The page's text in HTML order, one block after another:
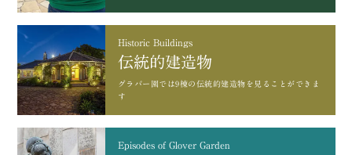
Historic Buildings
伝統的建造物
グラバー園では9棟の 伝統的建造物を見ることができま
す
Episodes of Glover Garden